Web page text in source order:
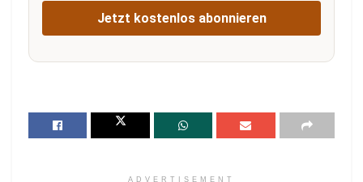
Jetzt kostenlos abonnieren
ADVERTISEMENT